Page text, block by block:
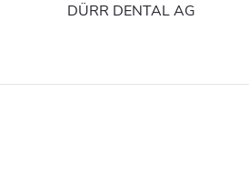
DÜRR DENTAL AG